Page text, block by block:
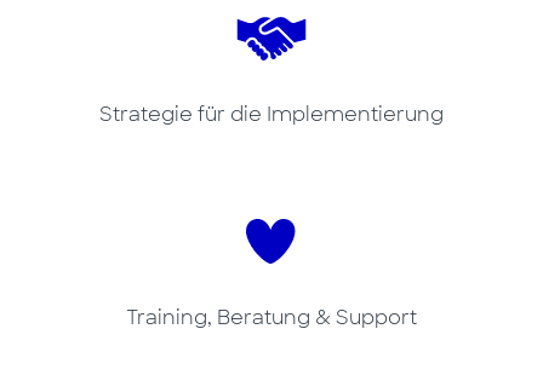
Strategie für die Implementierung
Training, Beratung & Support